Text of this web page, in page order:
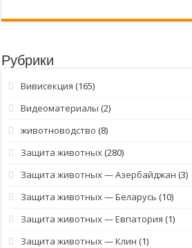
Рубрики
Вивисекция (165)
Видеоматериалы (2)
животноводство (8)
Защита животных(280)
Защита животных — Азербайджан (3)
Защита животных — Беларусь (10)
Защита животных — Евпатория (1)
Защита животных — Клин (1)